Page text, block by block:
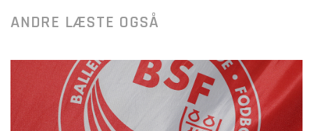
ANDRE LÆSTE OGSÅ